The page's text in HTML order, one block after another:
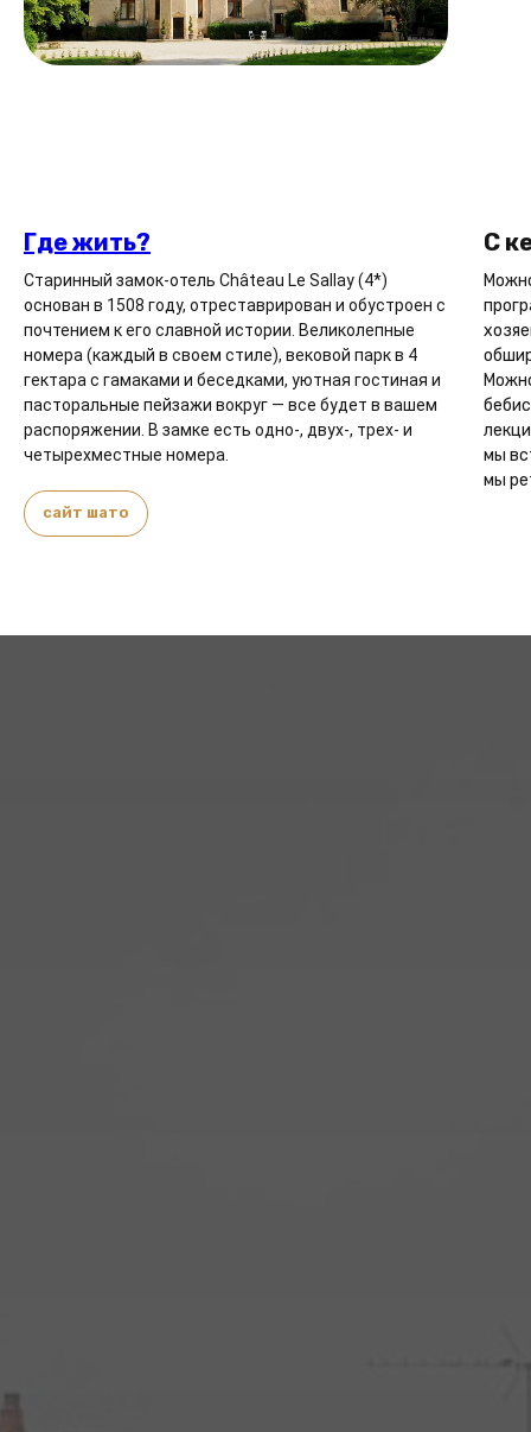
Где жить?
Старинный замок-отель Сhâteau Le Sallay (4*)
основан в 1508 году, отреставрирован и обустроен с
почтением к его славной истории. Великолепные
номера (каждый в своем стиле), вековой парк в 4
гектара с гамаками и беседками, уютная гостиная и
пасторальные пейзажи вокруг — все будет в вашем
распоряжении. В замке есть одно-, двух-, трех- и
четырехместные номера.
сайт шато
С
мы
мы